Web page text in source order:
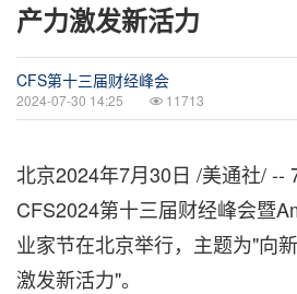
产力激发新活力
CFS第十三届财经峰会
2024-07-30 14:25 11713
北京2024年7月30日 /美通社/ --
CFS2024第十三届财经峰会暨
业家节在北京举行，主题为"向
激发新活力"。